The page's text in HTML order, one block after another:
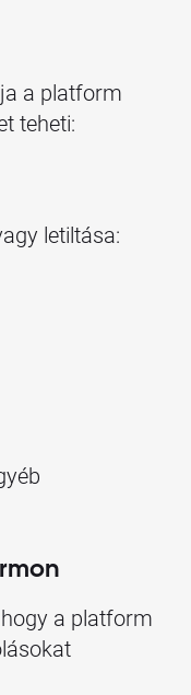
a platform
teheti:
letiltása:
a platform